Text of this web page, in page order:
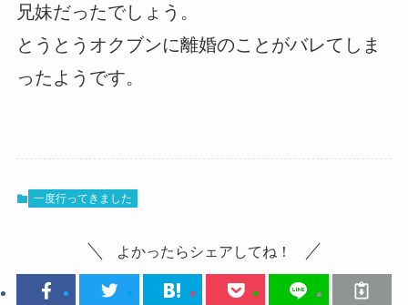
兄妹だったでしょう。
とうとうオクブンに離婚のことがバレてしま
ったようです。
一度行ってきました
よかったらシェアしてね！